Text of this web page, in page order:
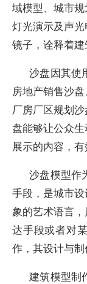
域模型、城市规
灯光演示及声
镜子，诠释着建
沙盘因其使
房地产销售沙
厂房厂区规划
盘能够让公众
展示的内容，有
沙盘模型作
手段，是城市
象的艺术语言
达手段或者对
作，其设计与制
建筑模型制